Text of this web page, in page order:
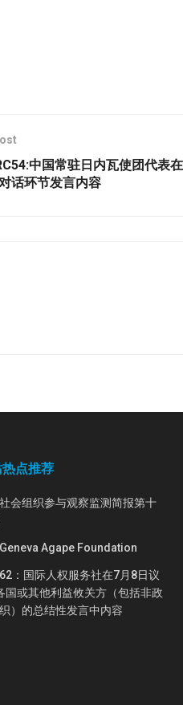
中国常驻日内瓦使团代表
话环节发言内容
点推荐
会组织参与观察监测简报第十
Agape Foundation
：国际人权服务社在7月8日议
国或其他利益攸关方（包括非政
）的总结性发言中内容